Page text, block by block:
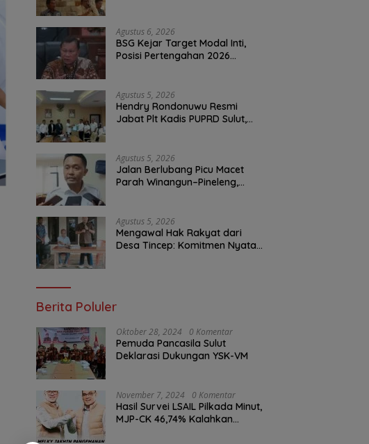
Infrastruktur
Agustus 6, 2026
BSG Kejar Target Modal Inti,
Posisi Pertengahan 2026
Agustus 5, 2026
Hendry Rondonuwu Resmi
Jabat Plt Kadis PUPRD Sulut,
Layanan Publik
Agustus 5, 2026
Jalan Berlubang Picu Macet
Parah Winangun–Pineleng,
Malam Ini
Agustus 5, 2026
Mengawal Hak Rakyat dari
Desa Tincep: Komitmen Nyata
Berita Poluler
Oktober 28, 2024 0 Komentar
Pemuda Pancasila Sulut
Deklarasi Dukungan YSK-VM
November 7, 2024 0 Komentar
Hasil Survei LSAIL Pilkada Minut,
MJP-CK 46,74% Kalahkan